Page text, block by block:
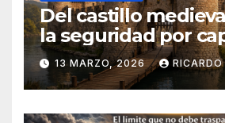
Del castillo
la seguridad por
13 MARZO, 2026